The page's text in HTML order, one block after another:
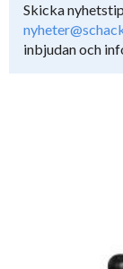
Skicka
inbjudan och